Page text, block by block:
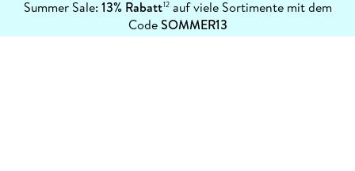
Summer Sale: 13% Rabatt12auf viele Sortimente mit dem
CodeSOMMER13
erfahren